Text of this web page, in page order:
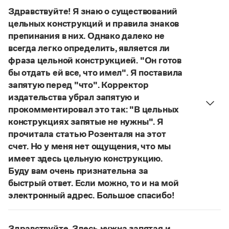
Словари русского языка как государственного
Справочники
Правила русской орфографии и пунктуации
Русский язык. Краткий теоретический курс
для школьников
Письмовник
Справочник по пунктуации
Словарь-справочник трудностей
Справочник по фразеологии
Азбучные истины
Словарь-справочник непростые слова
Все справочники портала
Журнал
Новости и события
Словарь русских имён
Словарь методических терминов
(1956)
Страница ответа
Здравствуйте! Я знаю о существований
цельных конструкций и правила знаков
препинания в них. Однако далеко не
всегда легко определить, является ли
фраза цельной конструкцией. "Он готов
бы отдать ей все, что имел". Я поставила
запятую перед "что". Корректор
издательства убрал запятую и
прокомментировал это так: "В цельных
конструкциях запятые не нужны". Я
прочитала статью Розенталя на этот
счет. Но у меня нет ощущения, что мы
имеет здесь цельную конструкцию.
Буду вам очень признательна за
быстрый ответ. Если можно, то и на мой
электронный адрес. Большое спасибо!
Действительно, в данном случае не приходится